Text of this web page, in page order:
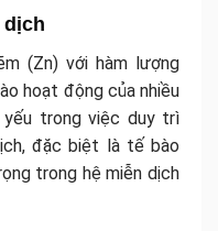
dịch
(Zn) với hàm lượng
hoạt động của nhiều
trong việc duy trì
đặc biệt là tế bào
trong hệ miễn dịch